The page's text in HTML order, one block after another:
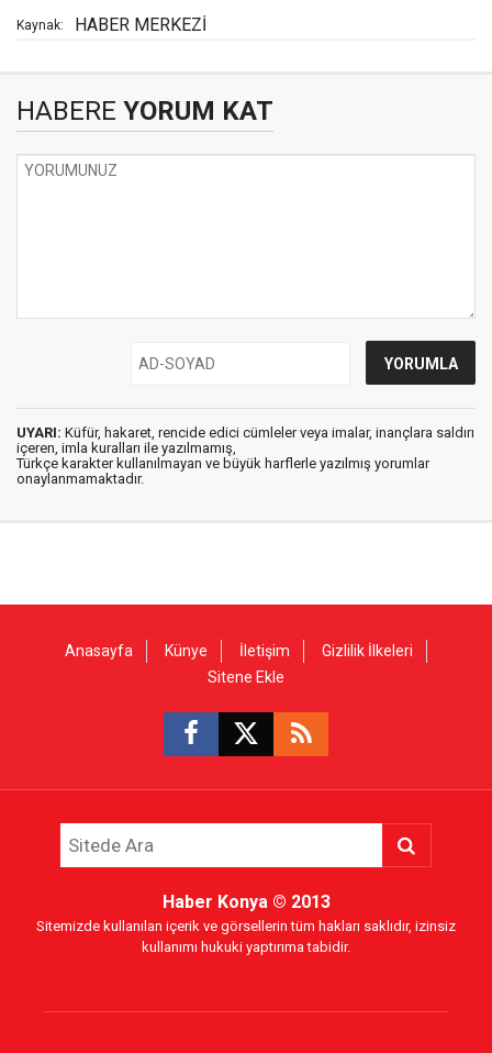
Kaynak: HABER MERKEZİ
HABERE YORUM KAT
UYARI: Küfür, hakaret, rencide edici cümleler veya imalar, inançlara saldırı
içeren, imla kuralları ile yazılmamış,
Türkçe karakter kullanılmayan ve büyük harflerle yazılmış yorumlar
onaylanmamaktadır.
Anasayfa Künye İletişim
Gizlilik İlkeleri
Sitene Ekle
Haber Konya© 2013
Sitemizde kullanılan içerik ve görsellerin tüm hakları saklıdır, izinsiz
kullanımı hukuki yaptırıma tabidir.